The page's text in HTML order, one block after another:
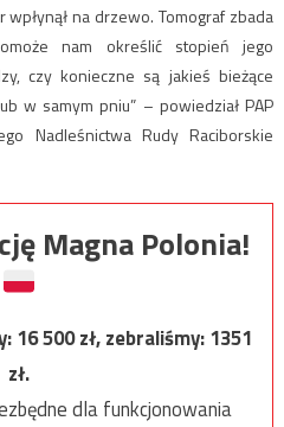
na drzewo. Tomograf zbada
nam określić stopień jego
czy konieczne są jakieś bieżące
w samym pniu” – powiedział PAP
Nadleśnictwa Rudy Raciborskie
Magna Polonia!
16 500zł, zebraliśmy:1351
zł.
dla funkcjonowania